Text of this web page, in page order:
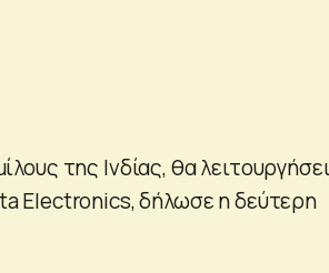
της Ινδίας, θα
Electronics, δήλωσε η δεύτερη